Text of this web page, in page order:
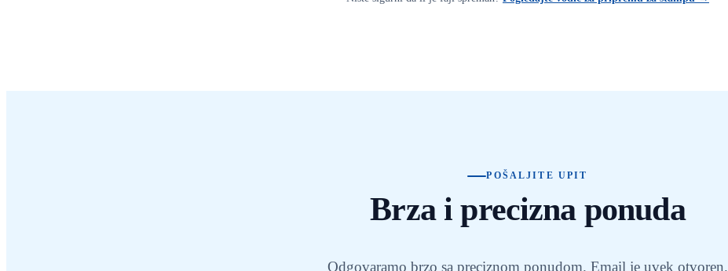
POŠALJITE UPIT
Brza i precizna ponuda
Odgovaramo brzo sa preciznom ponudom. Email je uvek otvoren.